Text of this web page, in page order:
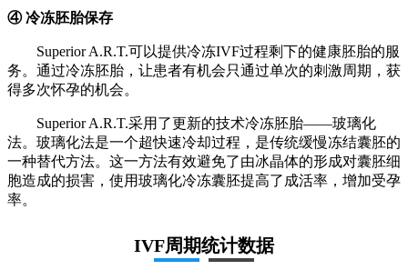
④ 冷冻胚胎保存
Superior A.R.T.可以提供冷冻IVF过程剩下的健康胚胎的服
务。通过冷冻胚胎，让患者有机会只通过单次的刺激周期，获
得多次怀孕的机会。
Superior A.R.T.采用了更新的技术冷冻胚胎——玻璃化
法。玻璃化法是一个超快速冷却过程，是传统缓慢冻结囊胚的
一种替代方法。这一方法有效避免了由冰晶体的形成对囊胚细
胞造成的损害，使用玻璃化冷冻囊胚提高了成活率，增加受孕
率。
IVF周期统计数据